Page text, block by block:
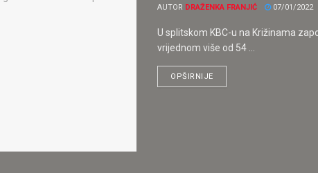
AUTOR DRAŽENKA FRANJIĆ 07/01/2022
U splitskom KBC-u na Križinama
vrijednom više od 54 ...
OPŠIRNIJE